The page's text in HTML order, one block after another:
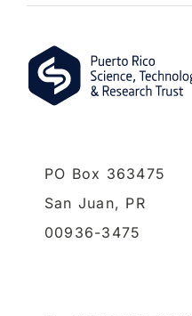
PO Box 363475
San Juan, PR
00936-3475